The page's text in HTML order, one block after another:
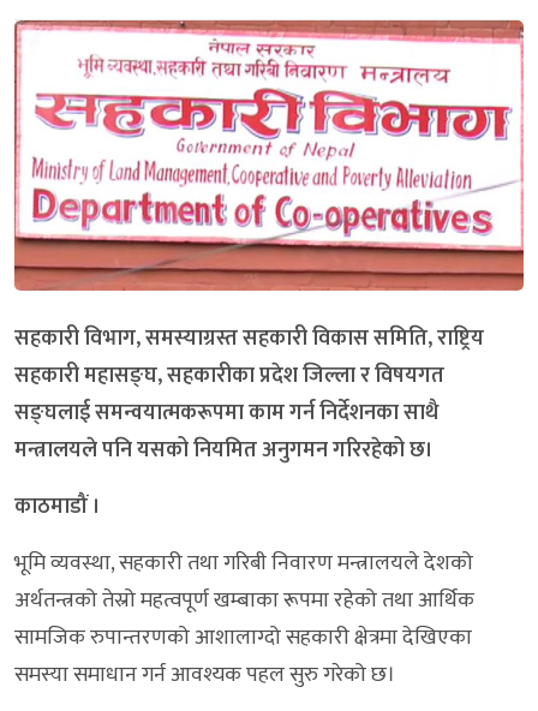
सहकारी विभाग, समस्याग्रस्त सहकारी विकास समिति, राष्ट्रिय
सहकारी महासङ्घ, सहकारीका प्रदेश जिल्ला र विषयगत
सङ्घलाई समन्वयात्मकरूपमा काम गर्न निर्देशनका साथै
मन्त्रालयले पनि यसको नियमित अनुगमन गरिरहेको छ।
काठमाडौं ।
भूमि व्यवस्था, सहकारी तथा गरिबी निवारण मन्त्रालयले देशको
अर्थतन्त्रको तेस्रो महत्वपूर्ण खम्बाका रूपमा रहेको तथा आर्थिक
सामजिक रुपान्तरणको आशालाग्दो सहकारी क्षेत्रमा देखिएका
समस्या समाधान गर्न आवश्यक पहल सुरु गरेको छ।